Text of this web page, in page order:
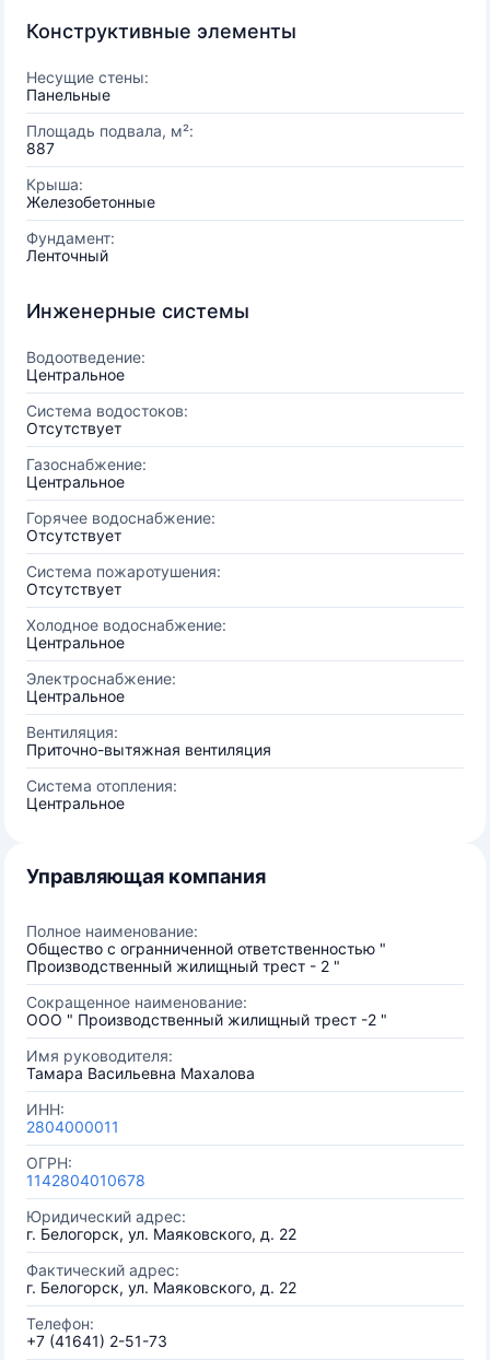
Конструктивные элементы
Несущие стены:
Панельные
Площадь подвала, м²:
887
Крыша:
Железобетонные
Фундамент:
Ленточный
Инженерные системы
Водоотведение:
Центральное
Система водостоков:
Отсутствует
Газоснабжение:
Центральное
Горячее водоснабжение:
Отсутствует
Система пожаротушения:
Отсутствует
Холодное водоснабжение:
Центральное
Электроснабжение:
Центральное
Вентиляция:
Приточно-вытяжная вентиляция
Система отопления:
Центральное
Управляющая компания
Полное наименование:
Общество с огранниченной ответственностью "
Производственный жилищный трест - 2 "
Сокращенное наименование:
ООО " Производственный жилищный трест -2 "
Имя руководителя:
Тамара Васильевна Махалова
ИНН:
2804000011
ОГРН:
1142804010678
Юридический адрес:
г. Белогорск, ул. Маяковского, д. 22
Фактический адрес:
г. Белогорск, ул. Маяковского, д. 22
Телефон:
+7 (41641) 2-51-73